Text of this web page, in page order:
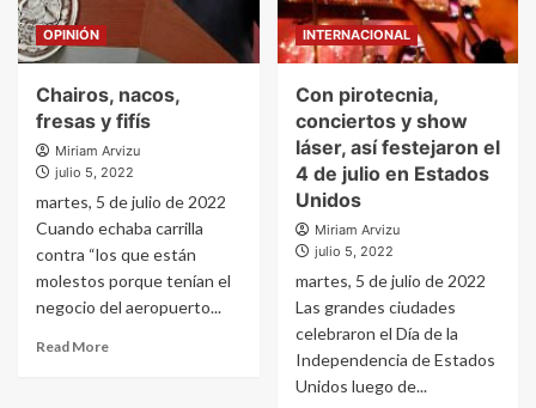
OPINIÓN
Chairos, nacos,
fresas y fifís
Miriam Arvizu
julio 5, 2022
martes, 5 de julio de 2022
Cuando echaba carrilla
contra “los que están
molestos porque tenían el
negocio del aeropuerto...
Read More
INTERNACIONAL
Con pirotecnia,
conciertos y show
láser, así festejaron el
4 de julio en Estados
Unidos
Miriam Arvizu
julio 5, 2022
martes, 5 de julio de 2022
Las grandes ciudades
celebraron el Día de la
Independencia de Estados
Unidos luego de...